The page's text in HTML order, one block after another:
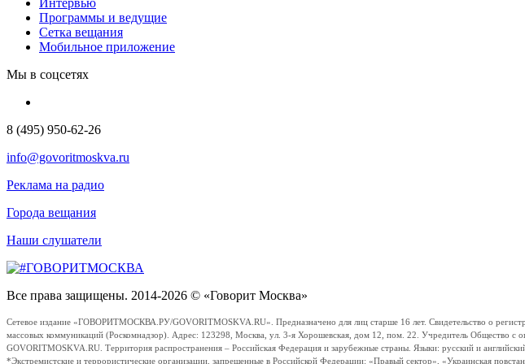
Программы и ведущие
Сетка вещания
Мобильное приложение
Мы в соцсетях
8 (495) 950-62-26
info@govoritmoskva.ru
Реклама на радио
Города вещания
Наши слушатели
Все права защищены. 2014-2026 © «Говорит Москва»
Сетевое издание «ГОВОРИТМОСКВА.РУ/GOVORITMOSKVA.RU». Предназначено для лиц старше 16 лет. Свидетельство о
массовых коммуникаций (Роскомнадзор). Адрес: 123298, Москва, ул. 3-я Хорошевская, дом 12, пом. 22. Учредитель Общество
GOVORITMOSKVA.RU. Территория распространения – Российская Федерация и зарубежные страны. Языки: русский и
*Экстремистские и террористические организации, запрещенные в Российской Федерации: «Правый сектор», «Украинская